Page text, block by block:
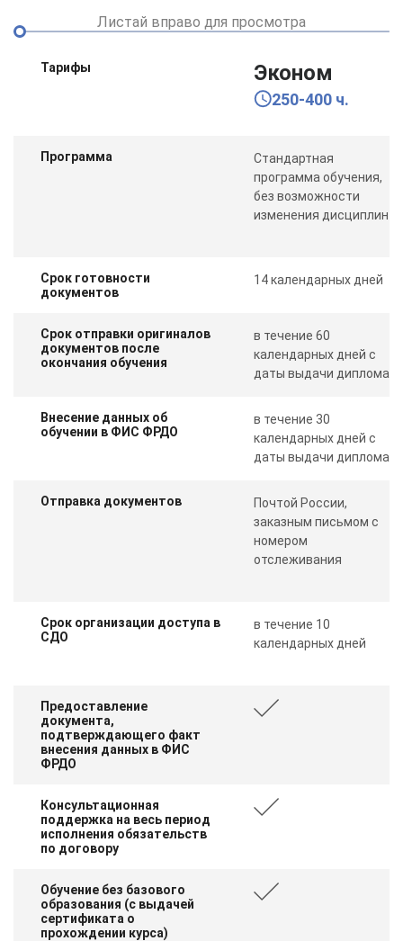
Листай вправо для просмотра
Тарифы Эконом
250-400 ч.
Программа
Стандартная
программа обучения,
без возможности
изменения дисциплин
Срок готовности
документов
14 календарных дней
Срок отправки оригиналов
документов после
окончания обучения
в течение 60
календарных дней с
даты выдачи диплома
Внесение данных об
обучении в ФИС ФРДО
в течение 30
календарных дней с
даты выдачи диплома
Отправка документов
Почтой России,
заказным письмом с
номером
отслеживания
Срок организации доступа в
СДО
в течение 10
календарных дней
Предоставление
документа,
подтверждающего факт
внесения данных в ФИС
ФРДО
Консультационная
поддержка на весь период
исполнения обязательств
по договору
Обучение без базового
образования (с выдачей
сертификата о
прохождении курса)